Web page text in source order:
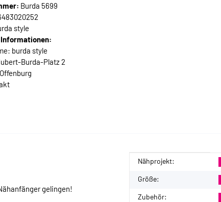
Burda 5699
style
burda style
Burda-Platz 2
gelingen!
Produkteigenschaft
Wert
Nähprojekt:
Größe:
Zubehör: